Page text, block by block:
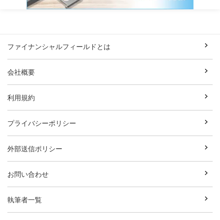
ファイナンシャルフィールドとは
会社概要
利用規約
プライバシーポリシー
外部送信ポリシー
お問い合わせ
執筆者一覧